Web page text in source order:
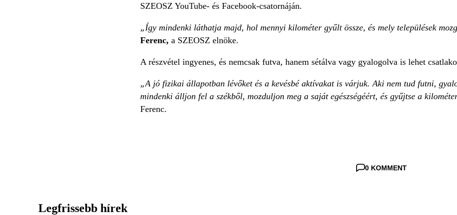
SZEOSZ YouTube- és Facebook-csatornáján.
„Így mindenki láthatja majd, hol mennyi kilométer gyűlt össze, és mely települések
Ferenc, a SZEOSZ elnöke.
A részvétel ingyenes, és nemcsak futva, hanem sétálva vagy gyalogolva is lehet
„A jó fizikai állapotban lévőket és a kevésbé aktívakat is várjuk. Aki nem tud futni,
mindenki álljon fel a székből, mozduljon meg a saját egészségéért, és gyűjtse a
Ferenc.
0 KOMMENT
Legfrissebb hírek